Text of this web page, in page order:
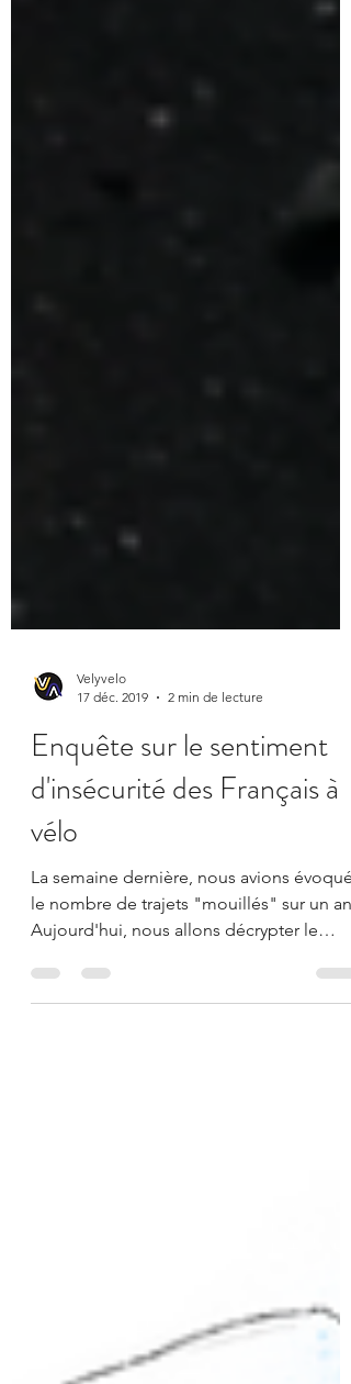
Velyvelo
17 déc. 2019
2 min de lecture
Enquête sur le sentiment
d'insécurité des Français à
vélo
La semaine dernière, nous avions évoqué
Aujourd'hui, nous allons décrypter le
sentiment...